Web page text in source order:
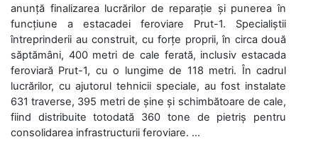
anunță finalizarea lucrărilor de reparație și punerea în
funcțiune a estacadei feroviare Prut-1. Specialiștii
întreprinderii au construit, cu forțe proprii, în circa două
săptămâni, 400 metri de cale ferată, inclusiv estacada
feroviară Prut-1, cu o lungime de 118 metri. În cadrul
lucrărilor, cu ajutorul tehnicii speciale, au fost instalate
631 traverse, 395 metri de șine și schimbătoare de cale,
fiind distribuite totodată 360 tone de pietriș pentru
consolidarea infrastructurii feroviare. ...